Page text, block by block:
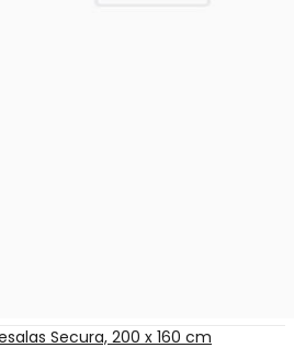
Secura, 200 x 160 cm